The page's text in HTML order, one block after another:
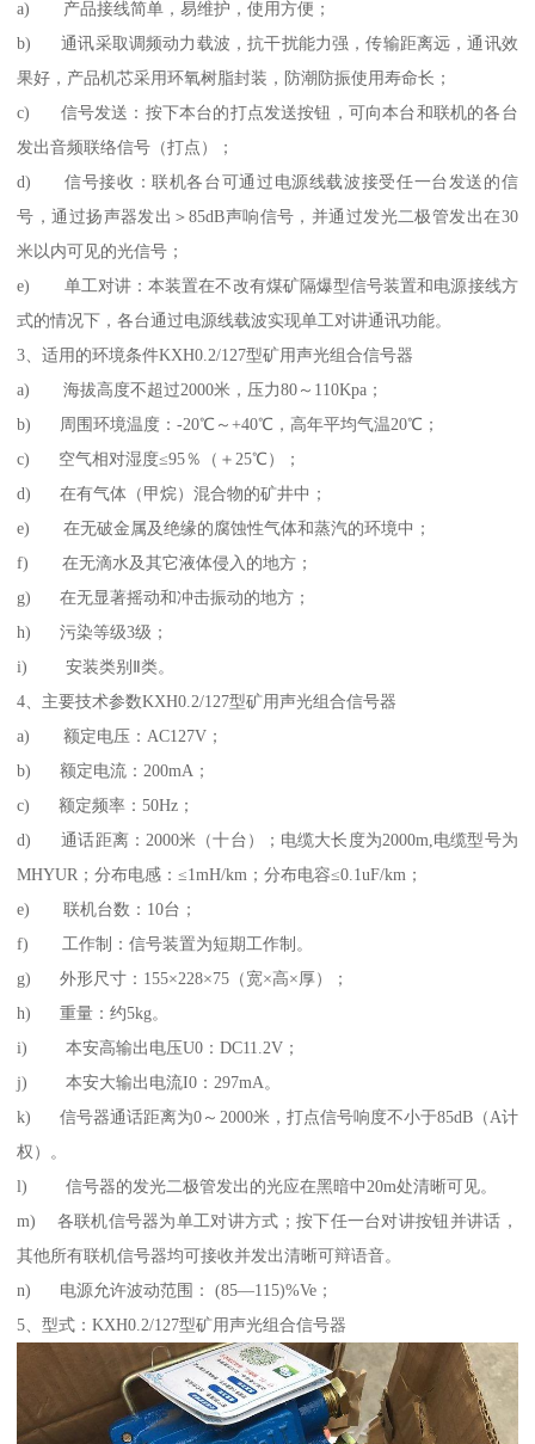
a) 产品接线简单，易维护，使用方便；
b) 通讯采取调频动力载波，抗干扰能力强，传输距离远，通讯效
果好，产品机芯采用环氧树脂封装，防潮防振使用寿命长；
c) 信号发送：按下本台的打点发送按钮，可向本台和联机的各台
发出音频联络信号（打点）；
d) 信号接收：联机各台可通过电源线载波接受任一台发送的信
号，通过扬声器发出＞85dB声响信号，并通过发光二极管发出在30
米以内可见的光信号；
e) 单工对讲：本装置在不改有煤矿隔爆型信号装置和电源接线方
式的情况下，各台通过电源线载波实现单工对讲通讯功能。
3、适用的环境条件KXH0.2/127型矿用声光组合信号器
a) 海拔高度不超过2000米，压力80～110Kpa；
b) 周围环境温度：-20℃～+40℃，高年平均气温20℃；
c) 空气相对湿度≤95％（＋25℃）；
d) 在有气体（甲烷）混合物的矿井中；
e) 在无破金属及绝缘的腐蚀性气体和蒸汽的环境中；
f) 在无滴水及其它液体侵入的地方；
g) 在无显著摇动和冲击振动的地方；
h) 污染等级3级；
i) 安装类别Ⅱ类。
4、主要技术参数KXH0.2/127型矿用声光组合信号器
a) 额定电压：AC127V；
b) 额定电流：200mA；
c) 额定频率：50Hz；
d) 通话距离：2000米（十台）；电缆大长度为2000m,电缆型号为
MHYUR；分布电感：≤1mH/km；分布电容≤0.1uF/km；
e) 联机台数：10台；
f) 工作制：信号装置为短期工作制。
g) 外形尺寸：155×228×75（宽×高×厚）；
h) 重量：约5kg。
i) 本安高输出电压U0：DC11.2V；
j) 本安大输出电流I0：297mA。
k) 信号器通话距离为0～2000米，打点信号响度不小于85dB（A计
权）。
l) 信号器的发光二极管发出的光应在黑暗中20m处清晰可见。
m) 各联机信号器为单工对讲方式；按下任一台对讲按钮并讲话，
其他所有联机信号器均可接收并发出清晰可辩语音。
n) 电源允许波动范围： (85—115)%Ve；
5、型式：KXH0.2/127型矿用声光组合信号器